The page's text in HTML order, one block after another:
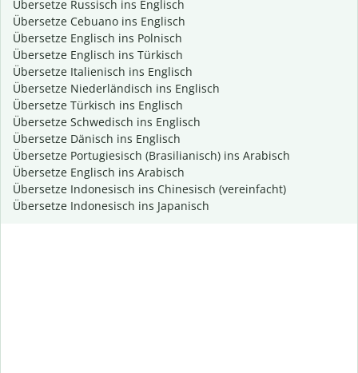
Übersetze Russisch ins Englisch
Übersetze Cebuano ins Englisch
Übersetze Englisch ins Polnisch
Übersetze Englisch ins Türkisch
Übersetze Italienisch ins Englisch
Übersetze Niederländisch ins Englisch
Übersetze Türkisch ins Englisch
Übersetze Schwedisch ins Englisch
Übersetze Dänisch ins Englisch
Übersetze Portugiesisch (Brasilianisch) ins Arabisch
Übersetze Englisch ins Arabisch
Übersetze Indonesisch ins Chinesisch (vereinfacht)
Übersetze Indonesisch ins Japanisch